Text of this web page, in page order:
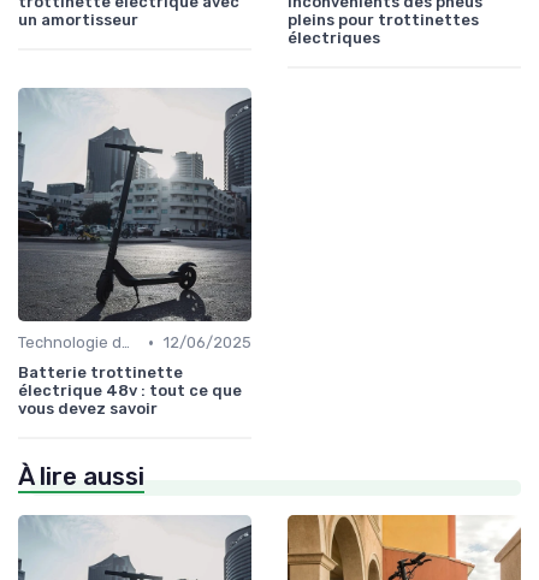
un amortisseur
pleins pour trottinettes
électriques
Technologie des batteries • 12/06/2025
Batterie trottinette
électrique 48v : tout ce que
vous devez savoir
À lire aussi